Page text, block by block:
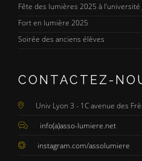
Fête des lumières 2025 à l’université
Fort en lumière 2025
Soirée des anciens élèves
CONTACTEZ-
Univ Lyon 3 - 1C avenue des
info(a)asso-lumiere.net
instagram.com/assolumiere